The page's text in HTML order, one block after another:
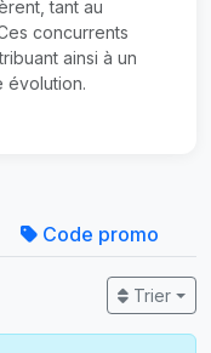
tant au
concurrents
ainsi à un
évolution.
Code promo
Trier